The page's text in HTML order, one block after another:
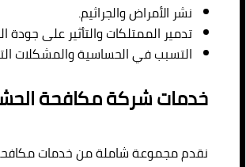
نشر الأمراض والجراثيم.
تدمير الممتلكات والتأثير على جودة
التسبب في الحساسية والمشكلات
خدمات شركة مكافحة
نقدم مجموعة شاملة من خدمات